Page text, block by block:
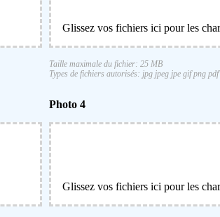
Glissez vos fichiers ici pour les
Taille maximale du fichier: 25 MB
Types de fichiers autorisés: jpg jpeg jpe gif png pdf
Photo 4
Glissez vos fichiers ici pour les